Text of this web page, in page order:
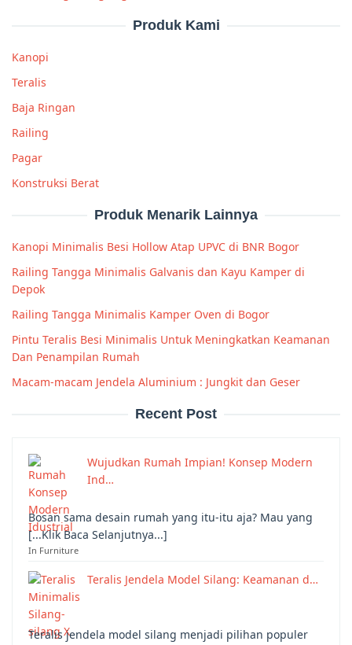
Produk Kami
Kanopi
Teralis
Baja Ringan
Railing
Pagar
Konstruksi Berat
Produk Menarik Lainnya
Kanopi Minimalis Besi Hollow Atap UPVC di BNR Bogor
Railing Tangga Minimalis Galvanis dan Kayu Kamper di
Depok
Railing Tangga Minimalis Kamper Oven di Bogor
Pintu Teralis Besi Minimalis Untuk Meningkatkan Keamanan
Dan Penampilan Rumah
Macam-macam Jendela Aluminium : Jungkit dan Geser
Recent Post
Wujudkan Rumah Impian! Konsep Modern
Ind…
Bosan sama desain rumah yang itu-itu aja? Mau yang
[...Klik Baca Selanjutnya...]
In Furniture
Teralis Jendela Model Silang: Keamanan d…
Teralis jendela model silang menjadi pilihan populer